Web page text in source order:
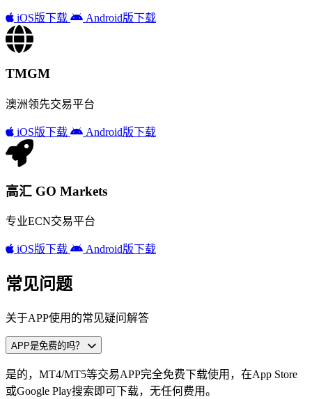
iOS版下载 Android版下载
TMGM
澳洲领先交易平台
iOS版下载 Android版下载
高汇 GO Markets
专业ECN交易平台
iOS版下载 Android版下载
常见问题
关于APP使用的常见疑问解答
APP是免费的吗？
是的，MT4/MT5等交易APP完全免费下载使用，在App Store
或Google Play搜索即可下载，无任何费用。